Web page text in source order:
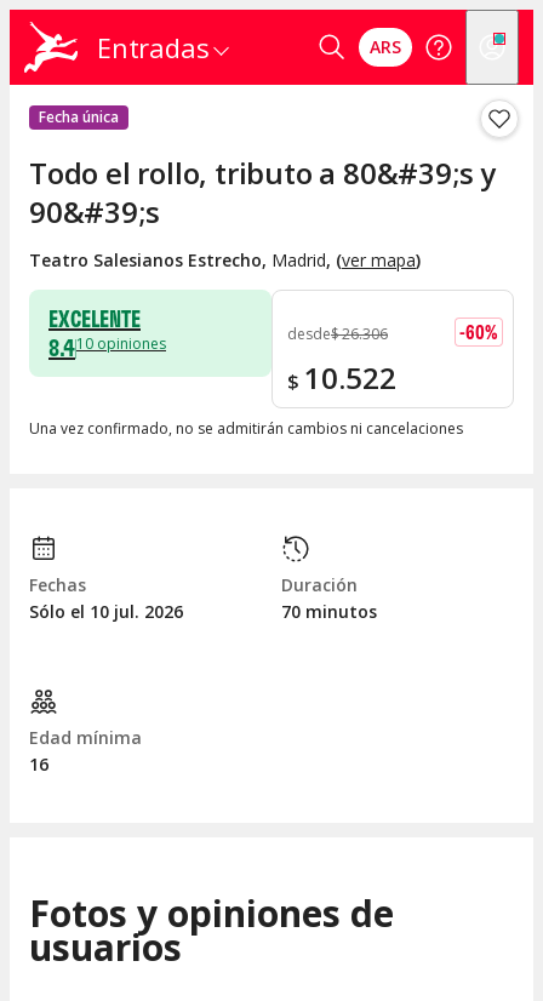
Entradas ARS
Fecha única
Todo el rollo, tributo a 80&#39;s y
90&#39;s
Teatro Salesianos Estrecho, Madrid, (ver mapa)
EXCELENTE
8.410 opiniones desde$26.306 -60%
$ 10.522
Una vez confirmado, no se admitirán cambios ni cancelaciones
Fechas
Sólo el 10 jul. 2026
Duración
70 minutos
Edad mínima
16
Fotos y opiniones de
usuarios